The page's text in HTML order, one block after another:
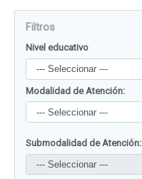
Filtros
Nivel educativo
Modalidad de Atención:
Submodalidad de Atención: